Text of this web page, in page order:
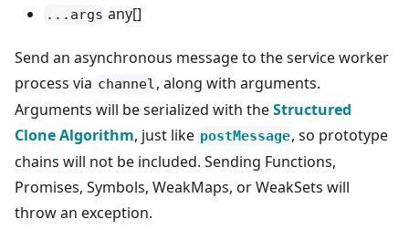
...args any[]
Send an asynchronous message to the service worker
process via channel, along with arguments.
Arguments will be serialized with theStructured
Clone Algorithm, just like postMessage, so prototype
chains will not be included. Sending Functions,
Promises, Symbols, WeakMaps, or WeakSets will
throw an exception.